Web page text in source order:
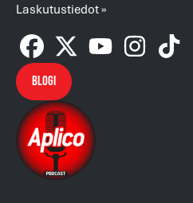
Laskutustiedot »
Blogi